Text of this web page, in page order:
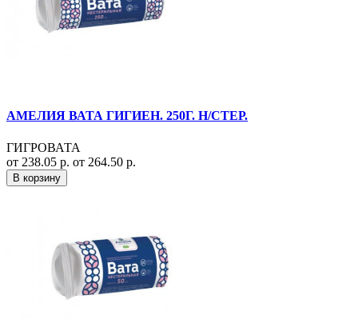
АМЕЛИЯ ВАТА ГИГИЕН. 250Г. Н/СТЕР.
ГИГРОВАТА
от 238.05 р. от 264.50 р.
В корзину